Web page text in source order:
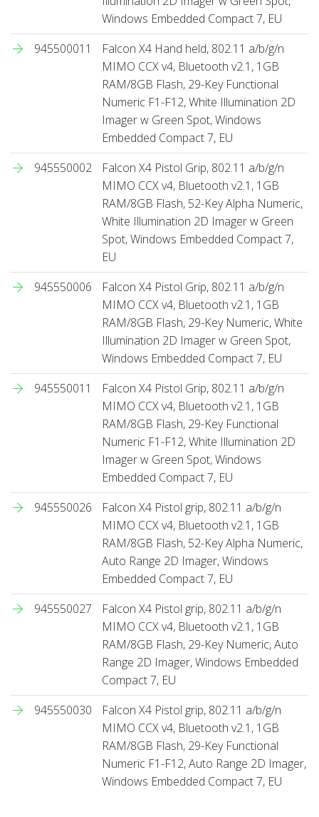
Windows Embedded Compact 7, EU
945500011
Falcon X4 Hand held, 802.11 a/b/g/n
MIMO CCX v4, Bluetooth v2.1, 1GB
RAM/8GB Flash, 29-Key Functional
Numeric F1-F12, White Illumination 2D
Imager w Green Spot, Windows
Embedded Compact 7, EU
945550002
Falcon X4 Pistol Grip, 802.11 a/b/g/n
MIMO CCX v4, Bluetooth v2.1, 1GB
RAM/8GB Flash, 52-Key Alpha Numeric,
White Illumination 2D Imager w Green
Spot, Windows Embedded Compact 7,
EU
945550006
Falcon X4 Pistol Grip, 802.11 a/b/g/n
MIMO CCX v4, Bluetooth v2.1, 1GB
RAM/8GB Flash, 29-Key Numeric, White
Illumination 2D Imager w Green Spot,
Windows Embedded Compact 7, EU
945550011
Falcon X4 Pistol Grip, 802.11 a/b/g/n
MIMO CCX v4, Bluetooth v2.1, 1GB
RAM/8GB Flash, 29-Key Functional
Numeric F1-F12, White Illumination 2D
Imager w Green Spot, Windows
Embedded Compact 7, EU
945550026
Falcon X4 Pistol grip, 802.11 a/b/g/n
MIMO CCX v4, Bluetooth v2.1, 1GB
RAM/8GB Flash, 52-Key Alpha Numeric,
Auto Range 2D Imager, Windows
Embedded Compact 7, EU
945550027
Falcon X4 Pistol grip, 802.11 a/b/g/n
MIMO CCX v4, Bluetooth v2.1, 1GB
RAM/8GB Flash, 29-Key Numeric, Auto
Range 2D Imager, Windows Embedded
Compact 7, EU
945550030
Falcon X4 Pistol grip, 802.11 a/b/g/n
MIMO CCX v4, Bluetooth v2.1, 1GB
RAM/8GB Flash, 29-Key Functional
Numeric F1-F12, Auto Range 2D Imager,
Windows Embedded Compact 7, EU